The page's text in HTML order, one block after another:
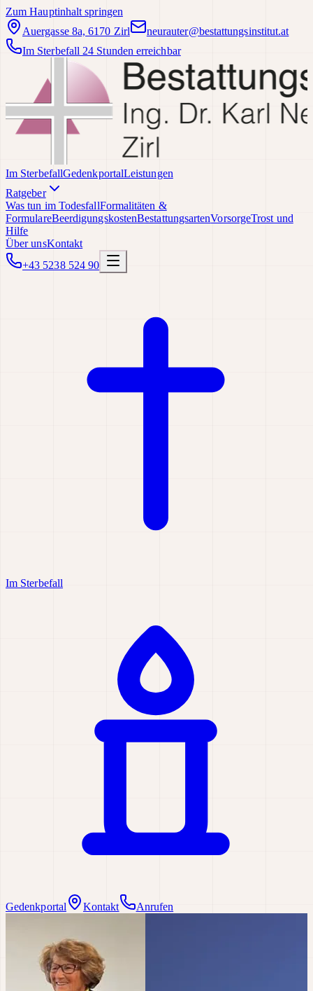
Zum Hauptinhalt springen
Auergasse 8a, 6170 Zirl
neurauter@bestattungsinstitut.at
Im Sterbefall 24 Stunden erreichbar
Im SterbefallGedenkportalLeistungen
Ratgeber
Was tun im TodesfallFormalitäten &
FormulareBeerdigungskostenBestattungsartenVorsorgeTrost und
Hilfe
Über unsKontakt
+43 5238 524 90
Im Sterbefall
Gedenkportal Kontakt Anrufen